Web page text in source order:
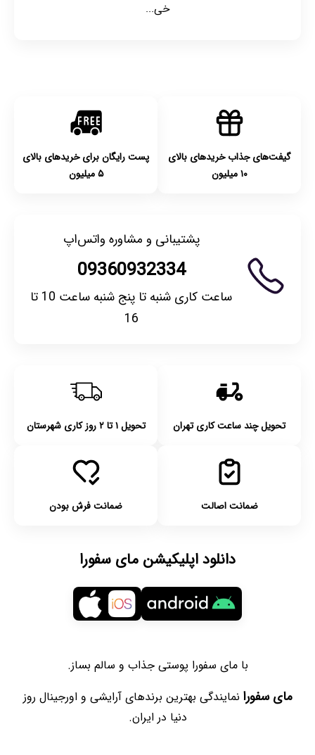
خی...
گیفت‌های جذاب خریدهای بالای
۱۰ میلیون
پست رایگان برای خریدهای بالای
۵ میلیون
پشتیبانی و مشاوره واتس‌اپ
09360932334
ساعت کاری شنبه تا پنج شنبه ساعت 10 تا
16
تحویل چند ساعت کاری تهران تحویل ۱ تا ۲ روز کاری شهرستان
ضمانت اصالت ضمانت فرش بودن
دانلود اپلیکیشن مای سفورا
با مای سفورا پوستی جذاب و سالم بساز.
مای سفورا نمایندگی بهترین برندهای آرایشی و اورجینال روز
دنیا در ایران.